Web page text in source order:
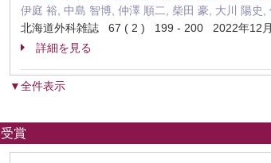
伊庭 裕, 中島 智博, 仲澤 順二, 柴田 豪, 大川 陽史
北海道外科雑誌 67 ( 2 ) 199 - 200 2022年12月
詳細を見る
▼全件表示
受賞